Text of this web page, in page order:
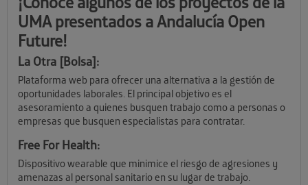
UMA presentados a Andalucía Open
Future!
La Otra [Bolsa]:
Plataforma web para ofrecer una alternativa a la gestión de
oportunidades laborales. El principal objetivo es el
asesoramiento a quienes busquen trabajo como a personas o
empresas que busquen especialistas para contratar.
Free For Health:
Dispositivo wearable que minimice el riesgo de agresiones y
amenazas al personal sanitario en su lugar de trabajo.